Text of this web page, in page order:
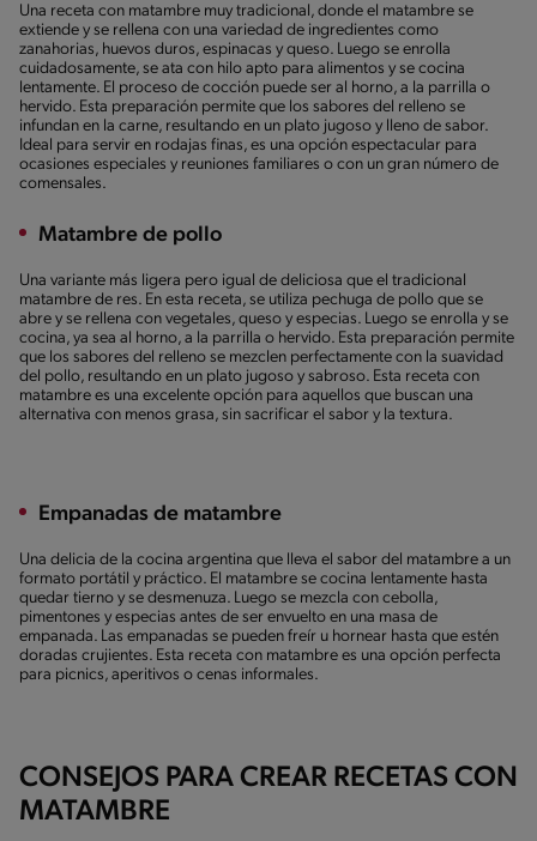
Una receta con matambre muy tradicional, donde el matambre se
extiende y se rellena con una variedad de ingredientes como
zanahorias, huevos duros, espinacas y queso. Luego se enrolla
cuidadosamente, se ata con hilo apto para alimentos y se cocina
lentamente. El proceso de cocción puede ser al horno, a la parrilla o
hervido. Esta preparación permite que los sabores del relleno se
infundan en la carne, resultando en un plato jugoso y lleno de sabor.
Ideal para servir en rodajas finas, es una opción espectacular para
ocasiones especiales y reuniones familiares o con un gran número de
comensales.
Matambre de pollo
Una variante más ligera pero igual de deliciosa que el tradicional
matambre de res. En esta receta, se utiliza pechuga de pollo que se
abre y se rellena con vegetales, queso y especias. Luego se enrolla y se
cocina, ya sea al horno, a la parrilla o hervido. Esta preparación permite
que los sabores del relleno se mezclen perfectamente con la suavidad
del pollo, resultando en un plato jugoso y sabroso. Esta receta con
matambre es una excelente opción para aquellos que buscan una
alternativa con menos grasa, sin sacrificar el sabor y la textura.
Empanadas de matambre
Una delicia de la cocina argentina que lleva el sabor del matambre a un
formato portátil y práctico. El matambre se cocina lentamente hasta
quedar tierno y se desmenuza. Luego se mezcla con cebolla,
pimentones y especias antes de ser envuelto en una masa de
empanada. Las empanadas se pueden freír u hornear hasta que estén
doradas crujientes. Esta receta con matambre es una opción perfecta
para picnics, aperitivos o cenas informales.
CONSEJOS PARA CREAR RECETAS CON
MATAMBRE